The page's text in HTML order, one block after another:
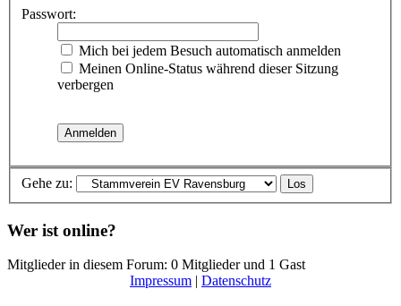
Passwort:
Mich bei jedem Besuch automatisch anmelden
Meinen Online-Status während dieser Sitzung
verbergen
Gehe zu:
Wer ist online?
Mitglieder in diesem Forum: 0 Mitglieder und 1 Gast
Impressum | Datenschutz